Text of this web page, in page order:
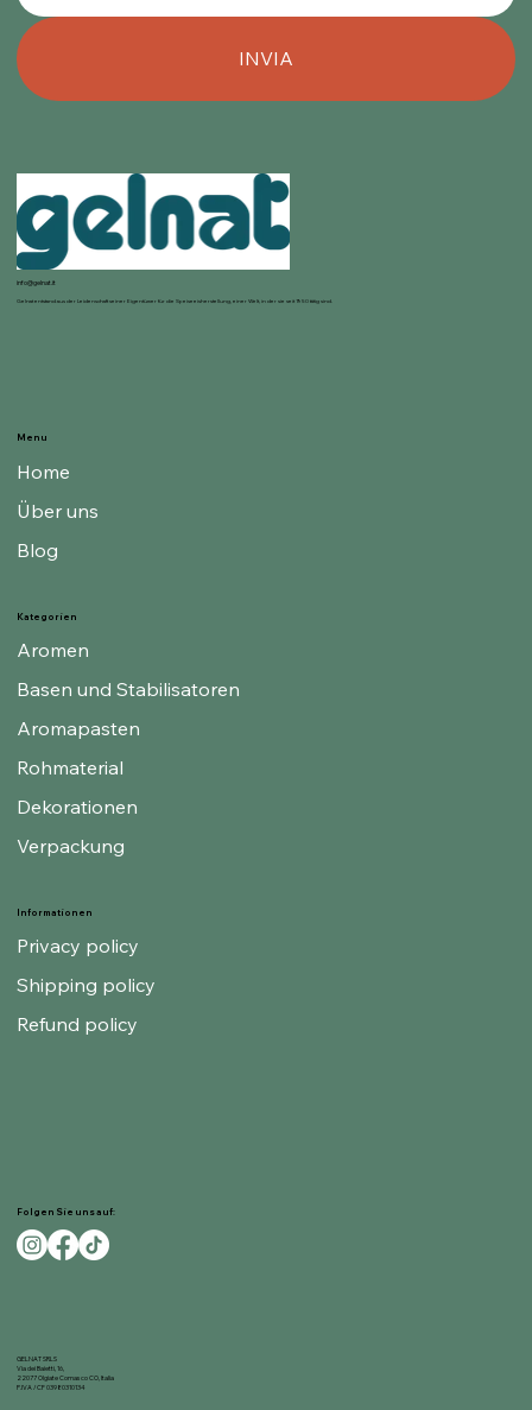
INVIA
info@gelnat.it
Gelnat entstand aus der Leidenschaft seiner Eigentümer für die Speiseeisherstellung, einer Welt, in der sie seit 1950 tätig sind.
Informationen
Privacy policy
Shipping policy
Refund policy
Kategorien
Aromen
Basen und Stabilisatoren
Aromapasten
Rohmaterial
Dekorationen
Verpackung
Menu
Home
Über uns
Blog
Folgen Sie uns auf:
GELNAT SRLS
Via dei Baietti, 16,
22077 Olgiate Comasco CO, Italia
P.IVA / CF 03980310134